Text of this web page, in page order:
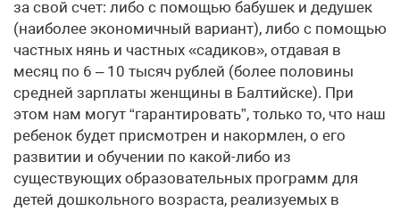
за свой счет: либо с помощью бабушек и дедушек
(наиболее экономичный вариант), либо с помощью
частных нянь и частных «садиков», отдавая в
месяц по 6 – 10 тысяч рублей (более половины
средней зарплаты женщины в Балтийске). При
этом нам могут “гарантировать”, только то, что наш
ребенок будет присмотрен и накормлен, о его
развитии и обучении по какой-либо из
существующих образовательных программ для
детей дошкольного возраста, реализуемых в